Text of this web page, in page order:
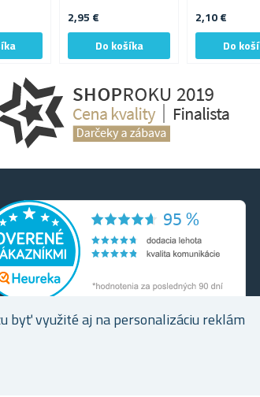
byť využité aj na personalizáciu reklám
2,95 € 2,10 €